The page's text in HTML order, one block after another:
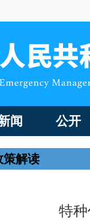
闻 公开
策解读
特